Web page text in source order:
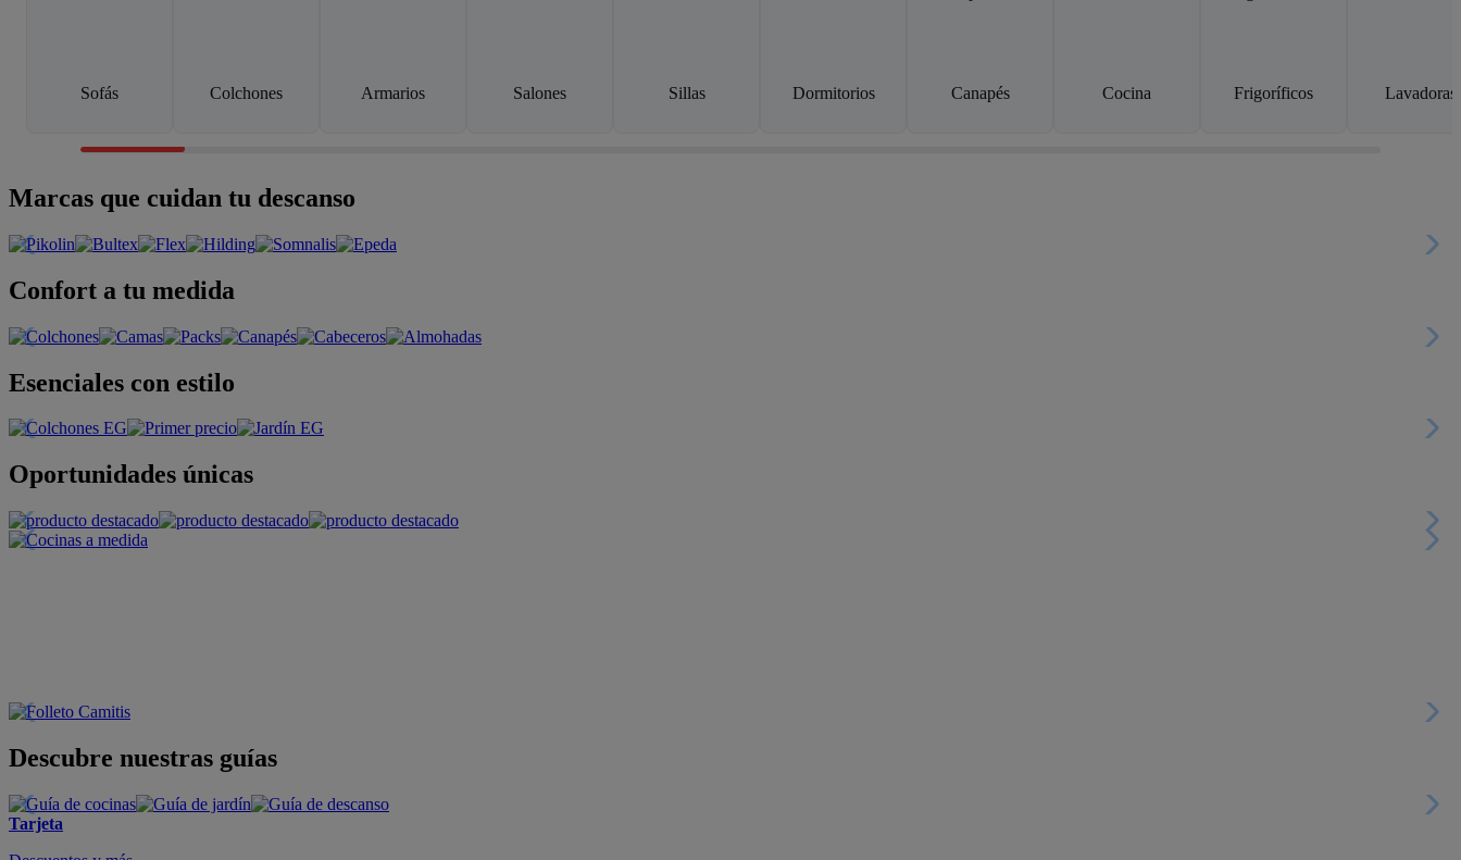
Sofás Colchones Armarios Salones Sillas Dormitorios Canapés Cocina Frigoríficos Lavadoras
Marcas que cuidan tu descanso
Confort a tu medida
Esenciales con estilo
Oportunidades únicas
Descubre nuestras guías
Tarjeta